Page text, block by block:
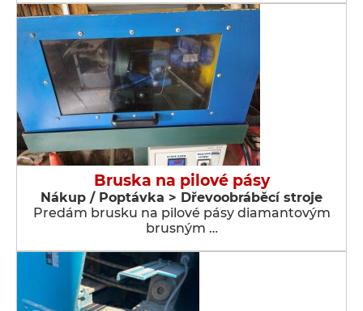
Bruska na pilové pásy
Nákup / Poptávka > Dřevoobráběcí stroje
Predám brusku na pilové pásy diamantovým
brusným …